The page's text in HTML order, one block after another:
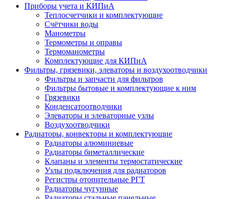
Приборы учета и КИПиА
Теплосчетчики и комплектующие
Счётчики воды
Манометры
Термометры и оправы
Термоманометры
Комплектующие для КИПиА
Фильтры, грязевики, элеваторы и воздухоотводчики
Фильтры и запчасти для фильтров
Фильтры бытовые и комплектующие к ним
Грязевики
Конденсатоотводчики
Элеваторы и элеваторные узлы
Воздухоотводчики
Радиаторы, конвекторы и комплектующие
Радиаторы алюминиевые
Радиаторы биметаллические
Клапаны и элементы термостатические
Узлы подключения для радиаторов
Регистры отопительные РГТ
Радиаторы чугунные